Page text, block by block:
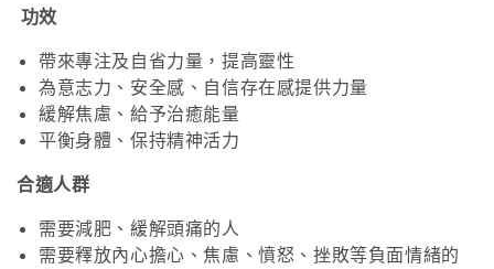
功效
帶來專注及自省力量，提高靈性
為意志力、安全感、自信存在感提供力量
緩解焦慮、給予治癒能量
平衡身體、保持精神活力
合適人群
需要減肥、緩解頭痛的人
需要釋放內心擔心、焦慮、憤怒、挫敗等負面情緒的